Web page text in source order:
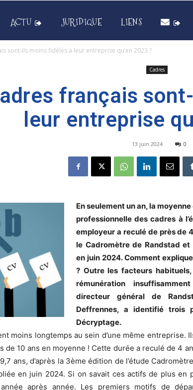
ACTU JURIDIQUE LIENS
sont-ils moins fidèles à leur entreprise qu’en 2023 ?
Cadres
français
leur entreprise
13 juin 2024 0
En seulement un an, la
professionnelle des cadres à
employeur a reculé de près de
le Cadromètre de Randstad et
en juin 2024. Comment
? Outre les facteurs
rémunération
directeur général de
Deffrennes, a identifié trois
Décryptage.
moins longtemps au sein d’une même entreprise.
de 10 ans en moyenne ! Cette durée a reculé de 4
ans, d’après la 3ème édition de l’étude
en juin 2024. Si on savait ces actifs de plus en
après année. Les premiers motifs de